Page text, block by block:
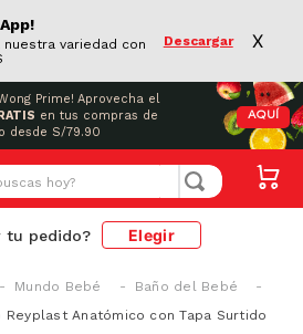
variedad con
Descargar X
Prime! Aprovecha el
en tus compras de
desde S/79.90
AQUÍ
hoy?
tu pedido? Elegir
Mundo Bebé
Baño del Bebé
Reyplast Anatómico con Tapa Surtido